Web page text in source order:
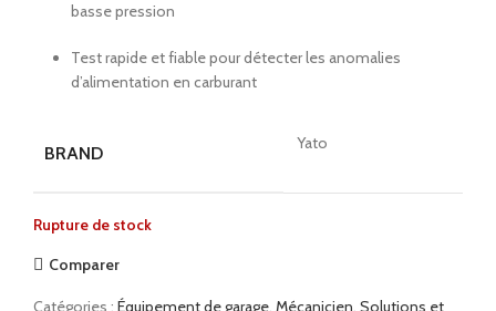
basse pression
Test rapide et fiable pour détecter les anomalies
d’alimentation en carburant
BRAND Yato
Rupture de stock
Comparer
Catégories : Équipement de garage, Mécanicien, Solutions et